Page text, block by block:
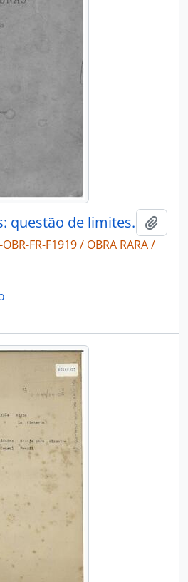
questão de limites.
FR-F1919 / OBRA RARA /